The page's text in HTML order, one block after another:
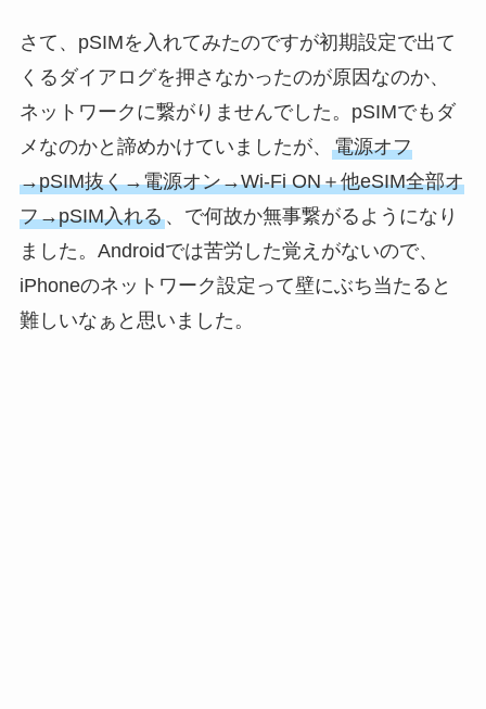
さて、pSIMを入れてみたのですが初期設定で出て
くるダイアログを押さなかったのが原因なのか、
ネットワークに繋がりませんでした。pSIMでもダ
メなのかと諦めかけていましたが、 電源オフ
→pSIM抜く→電源オン→Wi-Fi ON＋他eSIM全部オ
フ→pSIM入れる、で何故か無事繋がるようになり
ました。Androidでは苦労した覚えがないので、
iPhoneのネットワーク設定って壁にぶち当たると
難しいなぁと思いました。